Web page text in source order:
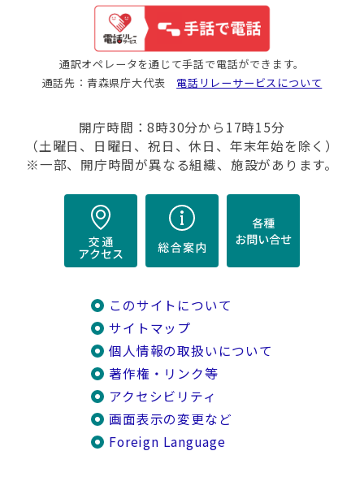
通訳オペレータを通じて手話で電話ができます。
通話先：青森県庁大代表 電話リレーサービスについて
開庁時間：8時30分から17時15分
（土曜日、日曜日、祝日、休日、年末年始を除く）
※一部、開庁時間が異なる組織、施設があります。
このサイトについて
サイトマップ
個人情報の取扱いについて
著作権・リンク等
アクセシビリティ
画面表示の変更など
Foreign Language